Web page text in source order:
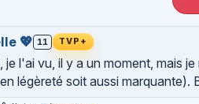
💖 11 TVP+
je l'ai vu, il y a un moment, mais
légèreté soit aussi marquante).